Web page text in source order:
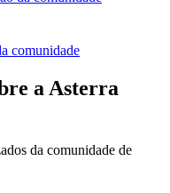
comunidade
a Asterra
da comunidade de